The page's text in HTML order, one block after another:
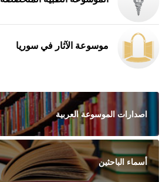
موسوعة الآثار في سوريا
اصدارات الموسوعة العربية
أسماء الباحثين